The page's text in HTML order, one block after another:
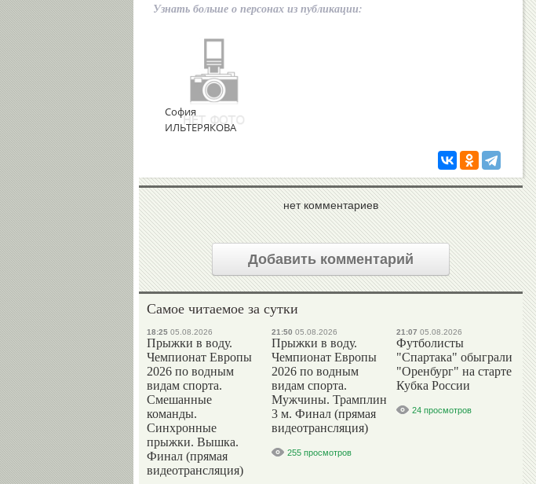
Узнать больше о персонах из публикации:
София
ИЛЬТЕРЯКОВА
нет комментариев
Добавить комментарий
Самое читаемое за сутки
18:25 05.08.2026
Прыжки в воду.
Чемпионат Европы
2026 по водным
видам спорта.
Смешанные
команды.
Синхронные
прыжки. Вышка.
Финал (прямая
видеотрансляция)
21:50 05.08.2026
Прыжки в воду.
Чемпионат Европы
2026 по водным
видам спорта.
Мужчины. Трамплин
3 м. Финал (прямая
видеотрансляция)
255 просмотров
21:07 05.08.2026
Футболисты
"Спартака" обыграли
"Оренбург" на старте
Кубка России
24 просмотров